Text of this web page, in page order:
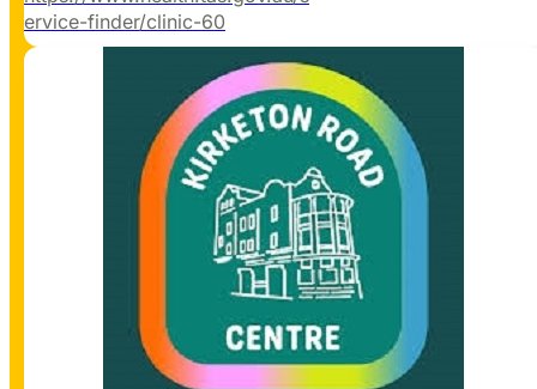
ervice-finder/clinic-60